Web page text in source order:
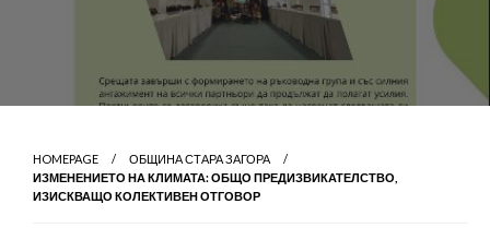
HOMEPAGE
ОБЩИНА СТАРА ЗАГОРА
ИЗМЕНЕНИЕТО НА КЛИМАТА: ОБЩО ПРЕДИЗВИКАТЕЛСТВО,
ИЗИСКВАЩО КОЛЕКТИВЕН ОТГОВОР